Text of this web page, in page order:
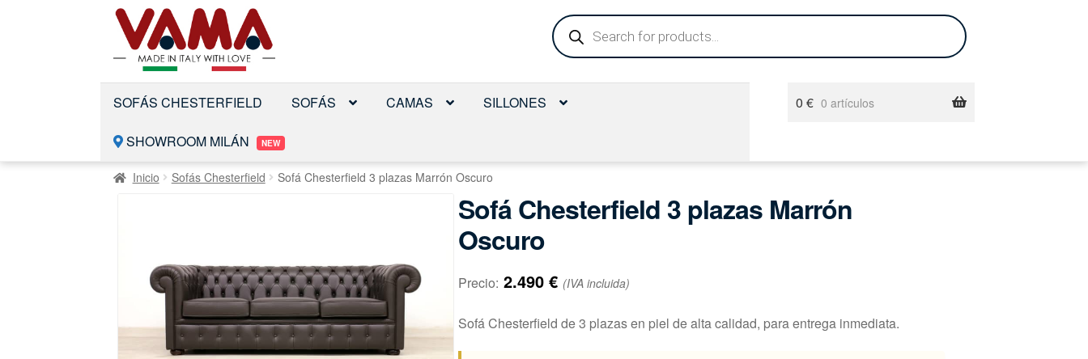
Saltar
la
navegación
Ir
al
contenido
Búsqueda
de
productos
SOFÁS CHESTERFIELD SOFÁS CAMAS SILLONES
SHOWROOM MILÁN NEW
0 € 0 artículos
Inicio Sofás Chesterfield Sofá Chesterfield 3 plazas Marrón Oscuro
Sofá Chesterfield 3 plazas Marrón
Oscuro
Precio: 2.490 € (IVA incluida)
Sofá Chesterfield de 3 plazas en piel de alta calidad, para entrega inmediata.